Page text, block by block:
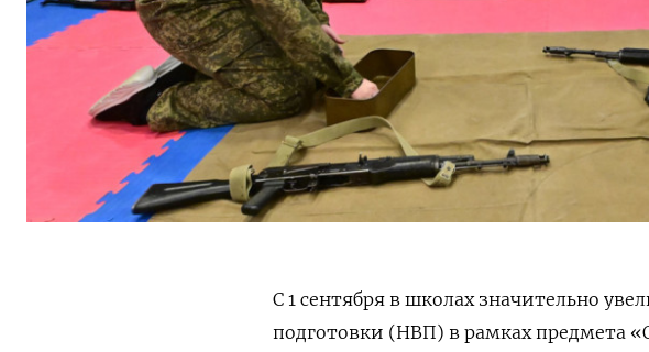
С 1 сентября в школах значительно
подготовки (НВП) в рамках предмета